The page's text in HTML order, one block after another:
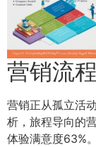
营销流
营销正从孤立活
析，旅程导向的
体验满意度63%。